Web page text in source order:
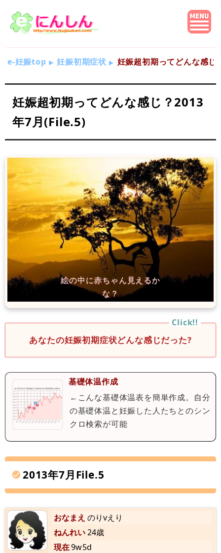
e-妊娠top 妊娠初期症状 妊娠超初期ってどんな感
妊娠超初期ってどんな感じ？2013
年7月(File.5)
あなたの妊娠初期症状どんな感じだった?
基礎体温作成
←こんな基礎体温表を簡単作成。自分
の基礎体温と妊娠した人たちとのシン
クロ検索が可能
2013年7月File.5
おなまえ のりvえり
ねんれい24歳
現在9w5d